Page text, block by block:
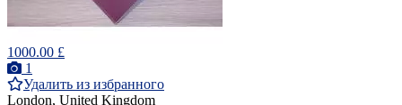
1000.00 £
1
Удалить из избранного
London, United Kingdom